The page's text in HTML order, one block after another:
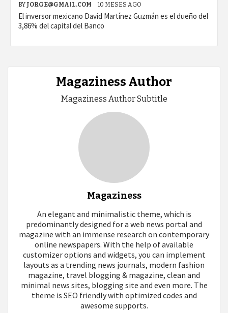
BY JORGE@GMAIL.COM 10 MESES AGO
El inversor mexicano David Martínez Guzmán es el dueño del
3,86% del capital del Banco
Magaziness Author
Magaziness Author Subtitle
Magaziness
An elegant and minimalistic theme, which is
predominantly designed for a web news portal and
magazine with an immense research on contemporary
online newspapers. With the help of available
customizer options and widgets, you can implement
layouts as a trending news journals, modern fashion
magazine, travel blogging & magazine, clean and
minimal news sites, blogging site and even more. The
theme is SEO friendly with optimized codes and
awesome supports.